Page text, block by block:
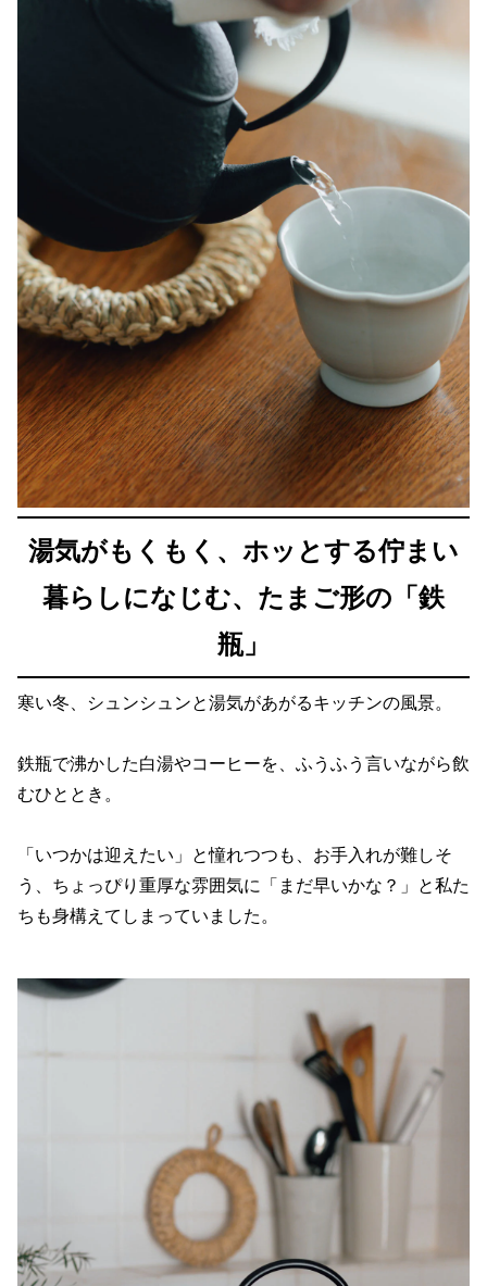
湯気がもくもく、ホッとする佇まい
暮らしになじむ、たまご形の「鉄
瓶」
寒い冬、シュンシュンと湯気があがるキッチンの風景。
鉄瓶で沸かした白湯やコーヒーを、ふうふう言いながら飲
むひととき。
「いつかは迎えたい」と憧れつつも、お手入れが難しそ
う、ちょっぴり重厚な雰囲気に「まだ早いかな？」と私た
ちも身構えてしまっていました。